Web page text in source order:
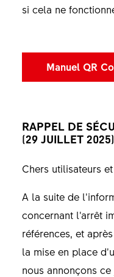
si cela ne
Manuel QR
RAPPEL DE
(29 JUILLET 2025)
Chers utilisateurs
A la suite de
concernant l’arrêt
références, et
la mise en place
nous annonçons